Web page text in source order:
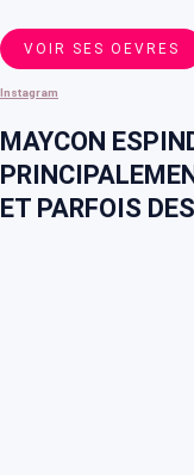
VOIR SES OEVRES
Instagram
MAYCON
ET PARFOIS